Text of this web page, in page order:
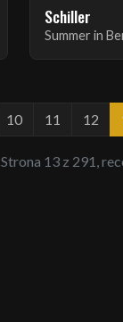
Schiller
Summer in
10 11 12
Strona 13 z 291,